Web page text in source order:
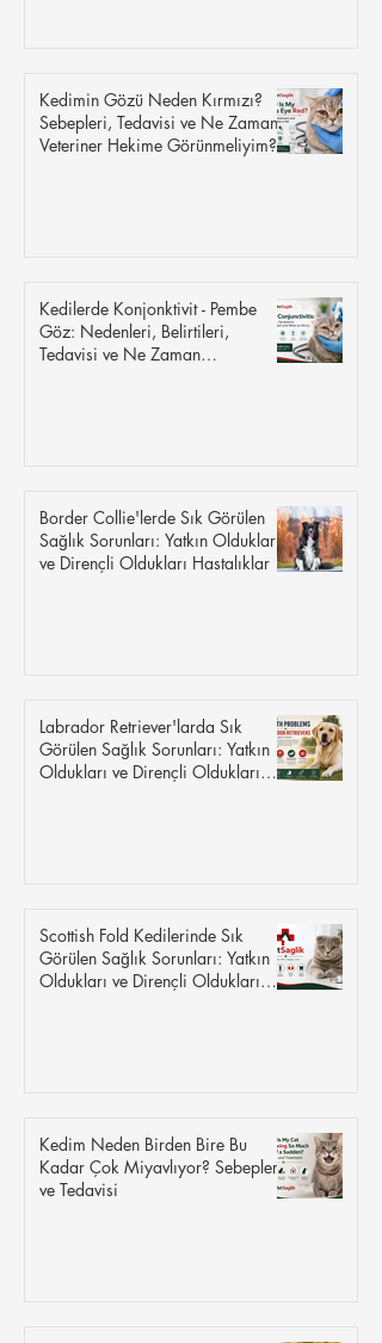
Kedimin Gözü Neden Kırmızı?
Sebepleri, Tedavisi ve Ne Zaman
Veteriner Hekime Görünmeliyim?
Kedilerde Konjonktivit - Pembe
Göz: Nedenleri, Belirtileri,
Tedavisi ve Ne Zaman
Border Collie'lerde Sık Görülen
Sağlık Sorunları: Yatkın Oldukları
ve Dirençli Oldukları Hastalıklar
Labrador Retriever'larda Sık
Görülen Sağlık Sorunları: Yatkın
Oldukları ve Dirençli Oldukları
Scottish Fold Kedilerinde Sık
Görülen Sağlık Sorunları: Yatkın
Oldukları ve Dirençli Oldukları
Kedim Neden Birden Bire Bu
Kadar Çok Miyavlıyor? Sebepleri
ve Tedavisi